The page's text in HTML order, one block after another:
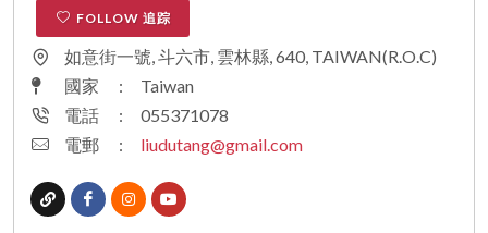
FOLLOW 追踪
如意街一號, 斗六市, 雲林縣, 640, TAIWAN(R.O.C)
國家
:
Taiwan
電話
:
055371078
電郵
: liudutang@gmail.com